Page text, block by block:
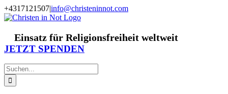
Zum
Inhalt
+4317121507|info@christeninnot.com
Facebook
Instagram
X
Spenden
Newsletter
Einsatz für Religionsfreiheit weltweit
JETZT SPENDEN
Suche
nach: